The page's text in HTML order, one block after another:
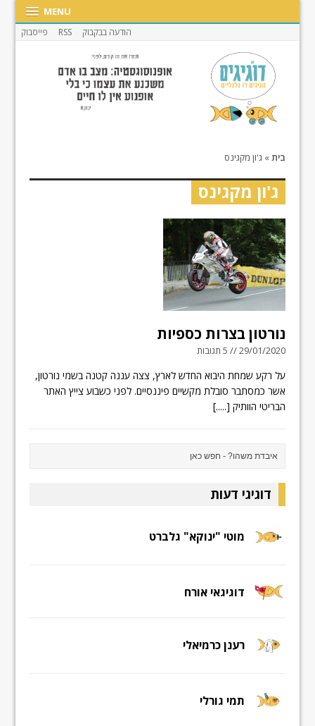
MENU
הודעה בבקבוק RSS פייסבוק
בית» ג'ון מקגינס
ג'ון מקגינס
נורטון בצרות כספיות
29/01/2020 // 5 תגובות
על רקע שמחת היבוא החדש לארץ, צצה עננה קטנה בשמי נורטון,
אשר כמסתבר סובלת מקשיים פיננסיים. לפני כשבוע צייץ האתר
הבריטי הוותיק [.....]
דוגיגי דעות
מוטי "ינוקא" גלברט
דוגיגאי אורח
רענן כרמיאלי
תמי גורלי